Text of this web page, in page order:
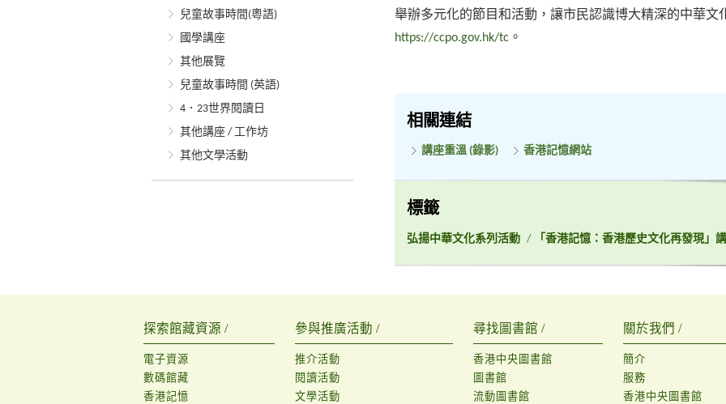
兒童故事時間(粵語)
國學講座
其他展覽
兒童故事時間 (英語)
4．23世界閱讀日
其他講座 / 工作坊
其他文學活動
舉辦多元化的節目和活動，讓市民認識博大精深的中華文
https://ccpo.gov.hk/tc 。
相關連結
講座重溫 (錄影) 香港記憶網站
標籤
弘揚中華文化系列活動 / 「香港記憶：香港歷史文化再發現」
探索館藏資源 /
電子資源
數碼館藏
香港記憶
參與推廣活動 /
推介活動
閱讀活動
文學活動
尋找圖書館 /
香港中央圖書館
圖書館
流動圖書館
關於我們 /
簡介
服務
香港中央圖書館